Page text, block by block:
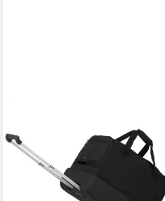
Trolley Trolley ESSENTIAL 60
L TRAVEL, 2 Rollen
ab 50,99 € UVP